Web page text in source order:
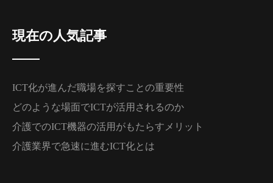
現在の人気記事
ICT化が進んだ職場を探すことの重要性
どのような場面でICTが活用されるのか
介護でのICT機器の活用がもたらすメリット
介護業界で急速に進むICT化とは